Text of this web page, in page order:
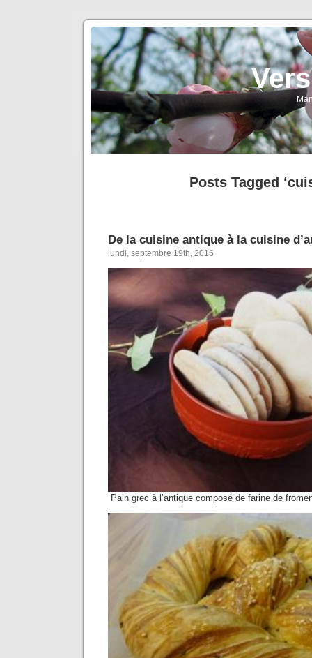
Posts Tagged
De la cuisine antique à la cuisine
lundi, septembre 19th, 2016
Pain grec à l’antique composé de farine de